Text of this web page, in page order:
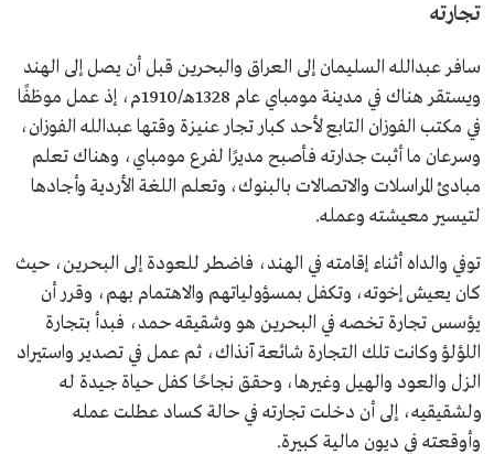
تجارته
سافر عبدالله السليمان إلى العراق والبحرين قبل أن يصل إلى الهند
ويستقر هناك في مدينة مومباي عام 1328هـ/1910م، إذ عمل موظفًا
في مكتب الفوزان التابع لأحد كبار تجار عنيزة وقتها عبدالله الفوزان،
وسرعان ما أثبت جدارته فأصبح مديرًا لفرع مومباي، وهناك تعلم
مبادئ المراسلات والاتصالات بالبنوك، وتعلم اللغة الأردية وأجادها
لتيسير معيشته وعمله.
توفي والداه أثناء إقامته في الهند، فاضطر للعودة إلى البحرين، حيث
كان يعيش إخوته، وتكفل بمسؤولياتهم والاهتمام بهم، وقرر أن
يؤسس تجارة تخصه في البحرين هو وشقيقه حمد، فبدأ بتجارة
اللؤلؤ وكانت تلك التجارة شائعة آنذاك، ثم عمل في تصدير واستيراد
الزل والعود والهيل وغيرها، وحقق نجاحًا كفل حياة جيدة له
ولشقيقيه، إلى أن دخلت تجارته في حالة كساد عطلت عمله
وأوقعته في ديون مالية كبيرة.